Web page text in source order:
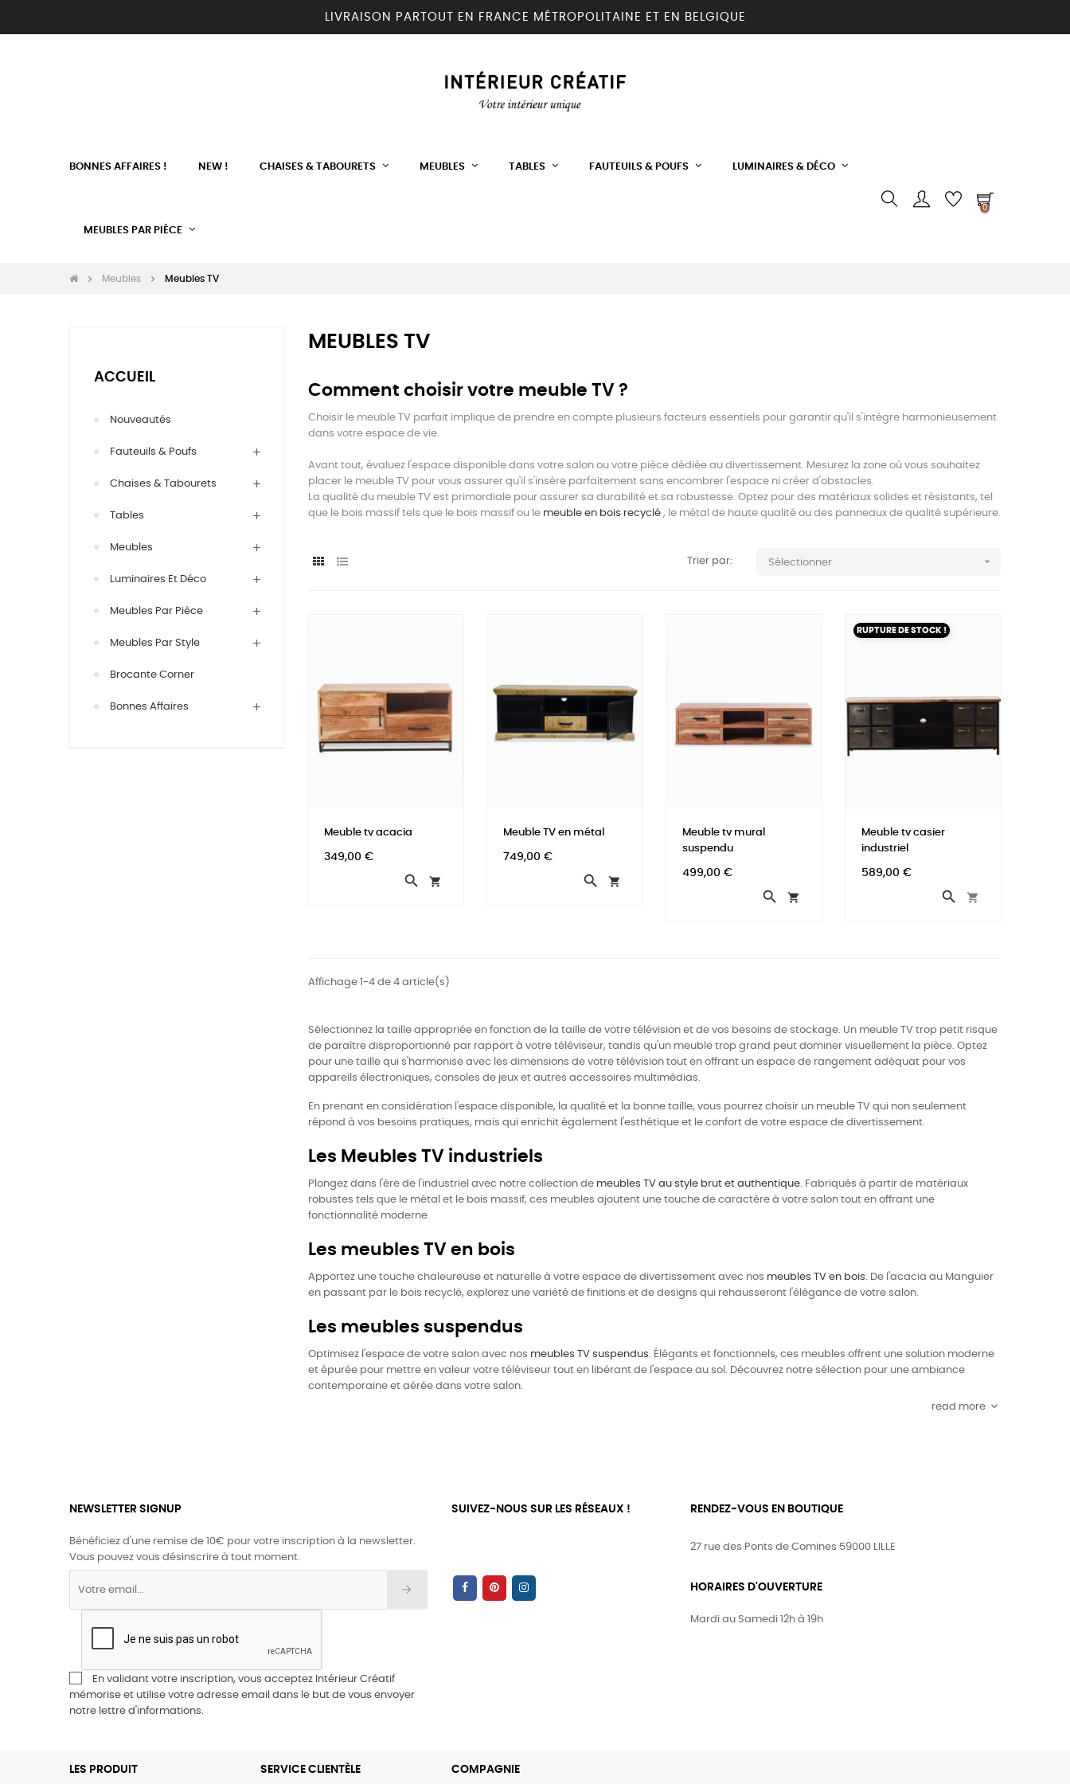
LIVRAISON PARTOUT EN FRANCE MÉTROPOLITAINE ET EN BELGIQUE
BONNES AFFAIRES ! NEW ! CHAISES & TABOURETS MEUBLES TABLES FAUTEUILS & POUFS LUMINAIRES & DÉCO
MEUBLES PAR PIÈCE
0
Meubles Meubles TV
ACCUEIL
Nouveautés
Fauteuils & Poufs
Chaises & Tabourets
Tables
Meubles
Luminaires Et Déco
Meubles Par Pièce
Meubles Par Style
Brocante Corner
Bonnes Affaires
MEUBLES TV
Comment choisir votre meuble TV ?
Choisir le meuble TV parfait implique de prendre en compte plusieurs facteurs essentiels pour garantir qu'il s'intègre harmonieusement
dans votre espace de vie.
Avant tout, évaluez l'espace disponible dans votre salon ou votre pièce dédiée au divertissement. Mesurez la zone où vous souhaitez
placer le meuble TV pour vous assurer qu'il s'insère parfaitement sans encombrer l'espace ni créer d'obstacles.
La qualité du meuble TV est primordiale pour assurer sa durabilité et sa robustesse. Optez pour des matériaux solides et résistants, tel
que le bois massif tels que le bois massif ou le meuble en bois recyclé , le métal de haute qualité ou des panneaux de qualité supérieure.
Trier par: Sélectionner 
Meuble tv acacia
Prix
349,00 €


Meuble TV en métal
Prix
749,00 €


Meuble tv mural
suspendu
Prix
499,00 €


RUPTURE DE STOCK !
Meuble tv casier
industriel
Prix
589,00 €


Affichage 1-4 de 4 article(s)
Sélectionnez la taille appropriée en fonction de la taille de votre télévision et de vos besoins de stockage. Un meuble TV trop petit risque
de paraître disproportionné par rapport à votre téléviseur, tandis qu'un meuble trop grand peut dominer visuellement la pièce. Optez
pour une taille qui s'harmonise avec les dimensions de votre télévision tout en offrant un espace de rangement adéquat pour vos
appareils électroniques, consoles de jeux et autres accessoires multimédias.
En prenant en considération l'espace disponible, la qualité et la bonne taille, vous pourrez choisir un meuble TV qui non seulement
répond à vos besoins pratiques, mais qui enrichit également l'esthétique et le confort de votre espace de divertissement.
Les Meubles TV industriels
Plongez dans l'ère de l'industriel avec notre collection de meubles TV au style brut et authentique. Fabriqués à partir de matériaux
robustes tels que le métal et le bois massif, ces meubles ajoutent une touche de caractère à votre salon tout en offrant une
fonctionnalité moderne
Les meubles TV en bois
Apportez une touche chaleureuse et naturelle à votre espace de divertissement avec nos meubles TV en bois. De l'acacia au Manguier
en passant par le bois recyclé, explorez une variété de finitions et de designs qui rehausseront l'élégance de votre salon.
Les meubles suspendus
Optimisez l'espace de votre salon avec nos meubles TV suspendus. Élégants et fonctionnels, ces meubles offrent une solution moderne
et épurée pour mettre en valeur votre téléviseur tout en libérant de l'espace au sol. Découvrez notre sélection pour une ambiance
contemporaine et aérée dans votre salon.
read more keyboard_arrow_down
NEWSLETTER SIGNUP
Bénéficiez d'une remise de 10€ pour votre inscription à la newsletter.
Vous pouvez vous désinscrire à tout moment.
En validant votre inscription, vous acceptez Intérieur Créatif
mémorise et utilise votre adresse email dans le but de vous envoyer
notre lettre d'informations.
SUIVEZ-NOUS SUR LES RÉSEAUX ! RENDEZ-VOUS EN BOUTIQUE
27 rue des Ponts de Comines 59000 LILLE
HORAIRES D'OUVERTURE
Mardi au Samedi 12h à 19h
LES PRODUIT SERVICE CLIENTÈLE COMPAGNIE